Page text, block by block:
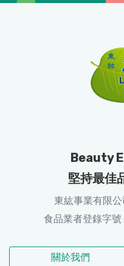
Beauty
堅持最佳
東紘事業有限
食品業者登錄字
關於我們